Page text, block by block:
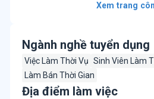
Xem trang
Ngành nghề tuyển dụng
Việc Làm Thời Vụ Sinh Viên Làm
Làm Bán Thời Gian
Địa điểm làm việc